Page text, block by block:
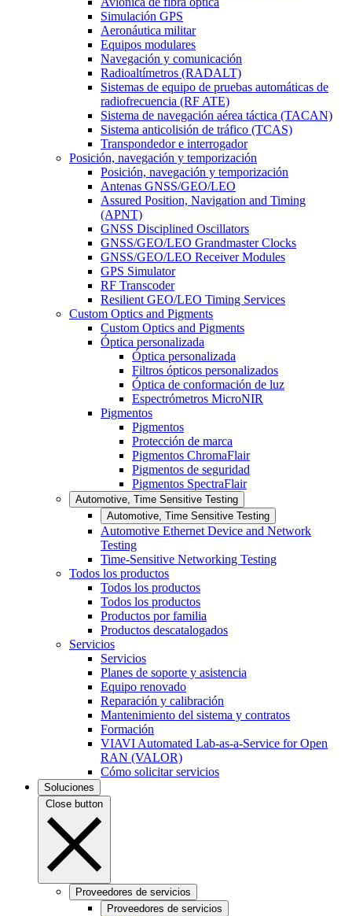
Simulación GPS
Aeronáutica militar
Equipos modulares
Navegación y comunicación
Radioaltímetros (RADALT)
Sistemas de equipo de pruebas automáticas de
radiofrecuencia (RF ATE)
Sistema de navegación aérea táctica (TACAN)
Sistema anticolisión de tráfico (TCAS)
Transpondedor e interrogador
Posición, navegación y temporización
Posición, navegación y temporización
Antenas GNSS/GEO/LEO
Assured Position, Navigation and Timing
(APNT)
GNSS Disciplined Oscillators
GNSS/GEO/LEO Grandmaster Clocks
GNSS/GEO/LEO Receiver Modules
GPS Simulator
RF Transcoder
Resilient GEO/LEO Timing Services
Custom Optics and Pigments
Custom Optics and Pigments
Óptica personalizada
Óptica personalizada
Filtros ópticos personalizados
Óptica de conformación de luz
Espectrómetros MicroNIR
Pigmentos
Pigmentos
Protección de marca
Pigmentos ChromaFlair
Pigmentos de seguridad
Pigmentos SpectraFlair
Automotive, Time Sensitive Testing
Automotive, Time Sensitive Testing
Automotive Ethernet Device and Network
Testing
Time-Sensitive Networking Testing
Todos los productos
Todos los productos
Todos los productos
Productos por familia
Productos descatalogados
Servicios
Servicios
Planes de soporte y asistencia
Equipo renovado
Reparación y calibración
Mantenimiento del sistema y contratos
Formación
VIAVI Automated Lab-as-a-Service for Open
RAN (VALOR)
Cómo solicitar servicios
Soluciones
Close button
Proveedores de servicios
Proveedores de servicios